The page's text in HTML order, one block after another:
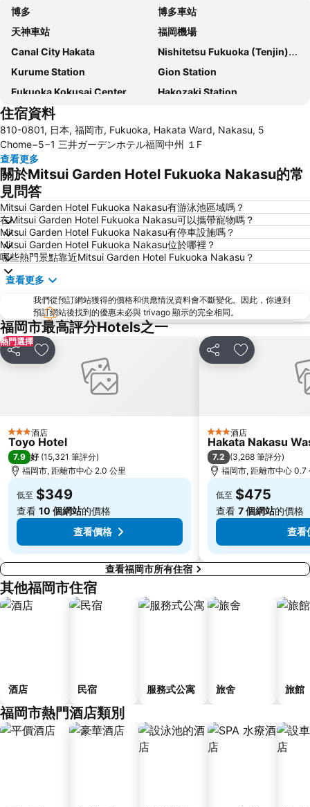
博多
博多車站
天神車站
福岡機場
Canal City Hakata
Nishitetsu Fukuoka (Tenjin) Station
Kurume Station
Gion Station
Fukuoka Kokusai Center
Hakozaki Station
Saga Station
Fukuoka Yafuoku! Dome
Nakasu-Kawabata Station
Acros Fukuoka
Yakuin Station
Tojinmachi Station
Meinohama Station
Fukuoka Convention Center
Higashihie Station
Minami Fukuoka Station
Nishitetsu Kurume Station
Nishitetsu Hall
Chiyo-Kenchoguchi Station
Kyushu National Museum
Sakurai Futamigaura
Dazaifu Tenmangu Shrine
住宿資料
810-0801, 日本, 福岡市, Fukuoka, Hakata Ward, Nakasu, 5
Chome−5−1 三井ガーデンホテル福岡中州 １F
查看更多
關於Mitsui Garden Hotel Fukuoka Nakasu的常
見問答
Mitsui Garden Hotel Fukuoka Nakasu有游泳池區域嗎？
在Mitsui Garden Hotel Fukuoka Nakasu可以攜帶寵物嗎？
Mitsui Garden Hotel Fukuoka Nakasu有停車設施嗎？
Mitsui Garden Hotel Fukuoka Nakasu位於哪裡？
哪些熱門景點靠近Mitsui Garden Hotel Fukuoka Nakasu？
查看更多
我們從預訂網站獲得的價格和供應情況資料會不斷變化。因此，你連到
預訂網站後找到的優惠未必與 trivago 顯示的完全相同。
福岡市最高評分Hotels之一
熱門選擇
分享 放到收藏夾
3 星級酒店
Toyo Hotel
7.9 好 (15,321 筆評分)
福岡市, 距離市中心 2.0 公里
低至 $349
查看 10 個網站的價格
查看價格
分享 放到收藏夾
3 星級酒店
Hakata Nakasu
7.2 (3,268 筆評分)
福岡市, 距離市中心 0.7
低至 $475
查看 7 個網站的價格
查看
查看福岡市所有住宿
其他福岡市住宿
酒店 民宿 服務式公寓 旅舍 旅館
福岡市熱門酒店類別